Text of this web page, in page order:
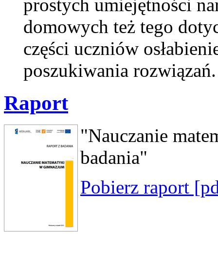
prostych umiejętności
domowych też tego
części uczniów
poszukiwania rozwiązań.
Raport
"Nauczanie
badania"
Pobierz raport